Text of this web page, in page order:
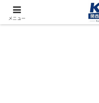
都市再開発をフィールド
メニュー